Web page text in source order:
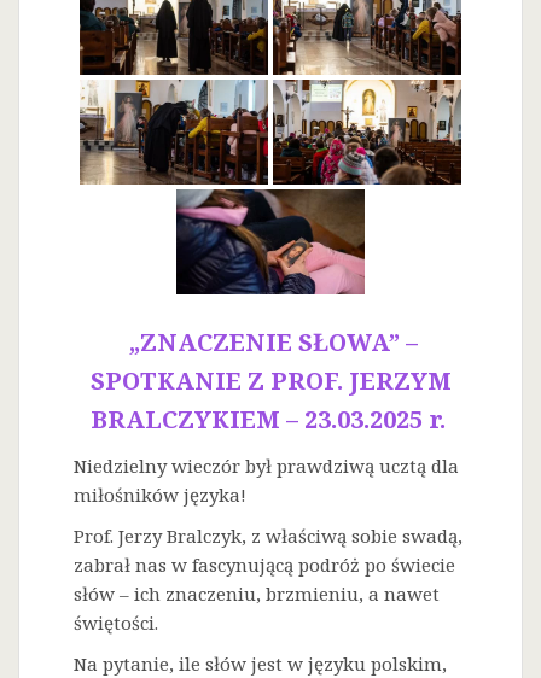
„ZNACZENIE SŁOWA” –
SPOTKANIE Z PROF. JERZYM
BRALCZYKIEM – 23.03.2025 r.
Niedzielny wieczór był prawdziwą ucztą dla
miłośników języka!
Prof. Jerzy Bralczyk, z właściwą sobie swadą,
zabrał nas w fascynującą podróż po świecie
słów – ich znaczeniu, brzmieniu, a nawet
świętości.
Na pytanie, ile słów jest w języku polskim,